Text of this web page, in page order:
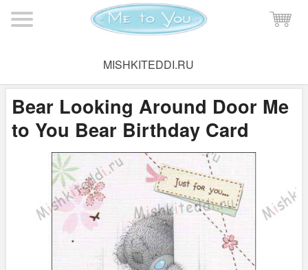
MISHKITEDDI.RU
to You на день рождения
Bear Looking Around Door Me
to You Bear Birthday Card